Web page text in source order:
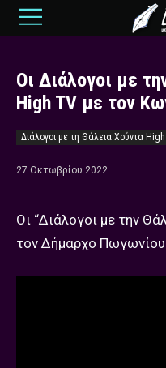
Οι Διάλογοι με
High TV με τον
Διάλογοι με τη Θάλεια Χούντα
27 Οκτωβρίου 2022
Οι “Διάλογοι με την
τον Δήμαρχο